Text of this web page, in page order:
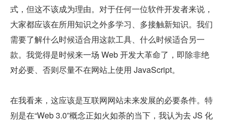
式，但这不该成为理由。对于任何一位软件开发者来说，
大家都应该在所用知识之外多学习、多接触新知识。我们
需要了解什么时候适合用这款工具、什么时候适合另一
款。我觉得是时候来一场 Web 开发大革命了，即除非绝
对必要、否则尽量不在网站上使用 JavaScript。
在我看来，这应该是互联网网站未来发展的必要条件。特
别是在“Web 3.0”概念正如火如荼的当下，我认为去 JS 化